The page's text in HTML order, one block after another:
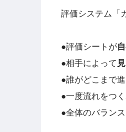
評価システム「
●評価シートが
●相手によって
●誰がどこまで
●一度流れをつ
●全体のバラン